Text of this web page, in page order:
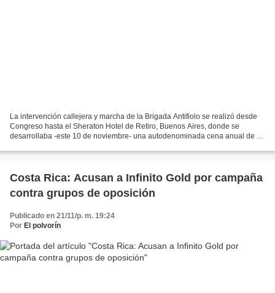
La intervención callejera y marcha de la Brigada Antifiolo se realizó desde
Congreso hasta el Sheraton Hotel de Retiro, Buenos Aires, donde se
desarrollaba -este 10 de noviembre- una autodenominada cena anual de la
Costa Rica: Acusan a Infinito Gold por campaña
contra grupos de oposición
Publicado en 21/11/p. m. 19:24
Por El polvorín